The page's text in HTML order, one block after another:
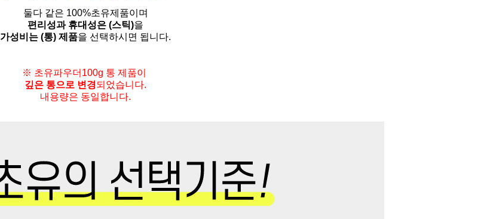
둘다 같은 100%초유제품이며
편리성과 휴대성은 (스틱)을
가성비는 (통) 제품을 선택하시면 됩니다.
※ 초유파우더100g 통 제품이
깊은 통으로 변경되었습니다.
내용량은 동일합니다.